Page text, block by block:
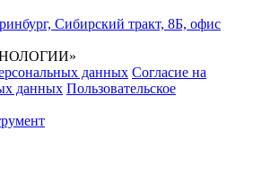
Сибирский тракт, 8Б, офис
данных Согласие на
данных Пользовательское